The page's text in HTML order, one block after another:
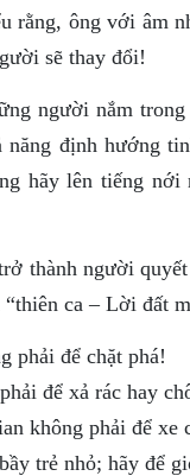
rằng, ông với âm
sẽ thay đổi!
người nắm
năng định hướng
hãy lên tiếng
thành người
ca – Lời đất
phải để chặt phá!
để xả rác hay
không phải để xe
trẻ nhỏ; hãy để